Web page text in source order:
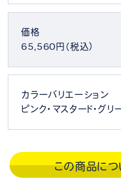
価格
65,560円（税込）
カラーバリエーション
ピンク・マスタード・グリ
この商品に